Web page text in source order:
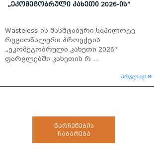
„ᲔᲙᲝᲛᲔᲒᲝᲑᲠᲣᲚᲘ ᲙᲐᲮᲔᲗᲘ 2026-ᲘᲡ“
Wasteless-ის მასშტაბური საპილოტე
რეგიონალური პროექტის
„ეკომეგობრული კახეთი 2026“
ფარგლებში კახეთის რ ...
სრულად
ნარჩენების
ჩაბარება